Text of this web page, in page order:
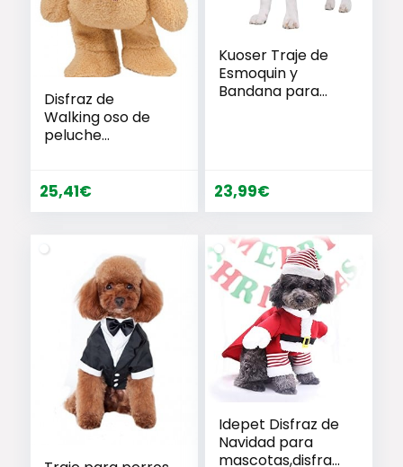
Disfraz de
Walking oso de
peluche
25,41€
Kuoser Traje de
Esmoquin y
Bandana para
Desmontable
Disfraz de
Cachorro Camisa
para Boda Fiesta
de Cumpleaños
de Halloween(XS-
XXL)
23,99€
Idepet Disfraz de
Navidad para
mascotas,disfraz